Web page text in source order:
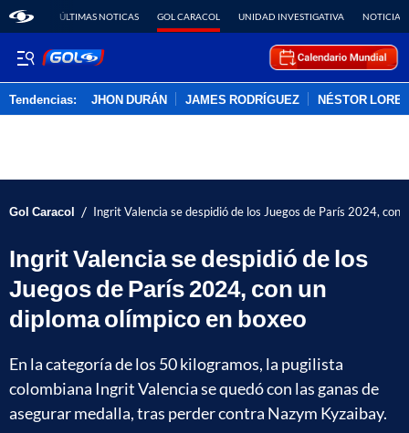
ÚLTIMAS NOTICAS GOL CARACOL UNIDAD INVESTIGATIVA NOTICIAS
Tendencias: JHON DURÁN JAMES RODRÍGUEZ NÉSTOR
Gol Caracol / Ingrit Valencia se despidió de los Juegos de París 2024, con
Ingrit Valencia se despidió de los
Juegos de París 2024, con un
diploma olímpico en boxeo
En la categoría de los 50 kilogramos, la pugilista
colombiana Ingrit Valencia se quedó con las ganas de
asegurar medalla, tras perder contra Nazym Kyzaibay.